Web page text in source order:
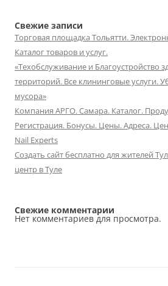
Свежие записи
Торговая площадка Тольятти.
Каталог товаров и услуг.
«Техобслуживание и Благоустройство
территорий. Все клининговые услуги.
мусора»
Компания АРГО. Самара. Каталог.
Регистрация. Бонусы. Цены. Адреса.
Nail Experts
Создать сайт бесплатно для жителей
центр в Туле
Свежие комментарии
Нет комментариев для просмотра.